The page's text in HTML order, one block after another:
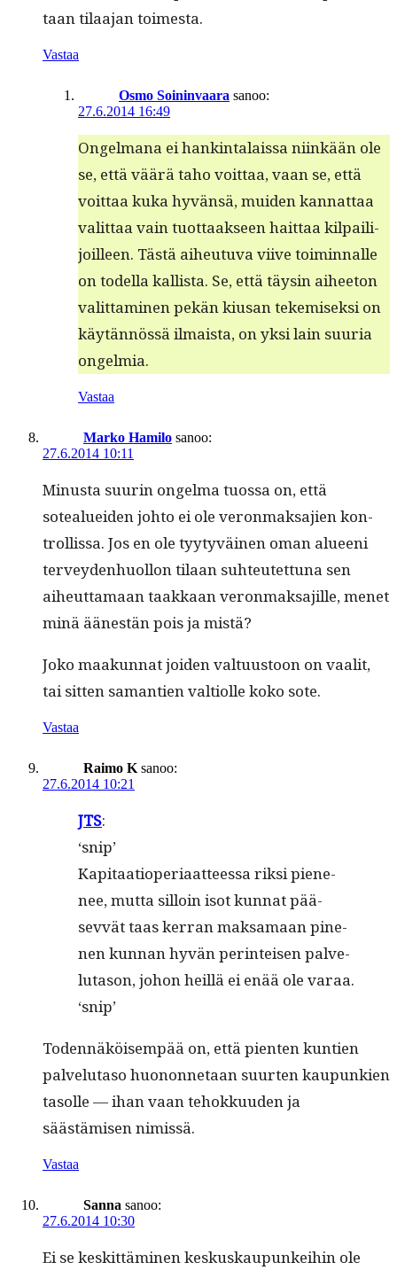
taan tilaa­jan toimesta.
Vastaa
Osmo Soininvaara sanoo:
27.6.2014 16:49
Ongel­mana ei han­k­in­ta­lais­sa niinkään ole
se, että väärä taho voit­taa, vaan se, että
voit­taa kuka hyvän­sä, muiden kan­nat­taa
valit­taa vain tuot­taak­seen hait­taa kil­pail­i­
joilleen. Tästä aiheutu­va viive toimin­nalle
on todel­la kallista. Se, että täysin aihee­ton
valit­ta­mi­nen pekän kiu­san tekemisek­si on
käytän­nössä ilmaista, on yksi lain suuria
ongelmia.
Vastaa
Marko Hamilo sanoo:
27.6.2014 10:11
Minus­ta suurin ongel­ma tuos­sa on, että
sotealuei­den johto ei ole veron­mak­sajien kon­
trol­lis­sa. Jos en ole tyy­tyväi­nen oman alueeni
ter­vey­den­huol­lon tilaan suh­teutet­tuna sen
aiheut­ta­maan taakkaan veron­mak­sajille, menet
minä äänestän pois ja mistä?
Joko maakun­nat joiden val­tu­us­toon on vaalit,
tai sit­ten samantien val­ti­olle koko sote.
Vastaa
Raimo K sanoo:
27.6.2014 10:21
JTS:
‘snip’
Kap­i­taa­tiope­ri­aat­teessa rik­si piene­
nee, mut­ta sil­loin isot kun­nat pää­
sevvät taas ker­ran mak­samaan pine­
nen kun­nan hyvän per­in­teisen palve­
lu­ta­son, johon heil­lä ei enää ole varaa.
‘snip’
Toden­näköisem­pää on, että pien­ten kun­tien
palve­lu­ta­so huonon­netaan suurten kaupunkien
tasolle — ihan vaan tehokku­u­den ja
säästämisen nimissä.
Vastaa
Sanna sanoo:
27.6.2014 10:30
Ei se keskit­tämi­nen keskuskaupunkei­hin ole